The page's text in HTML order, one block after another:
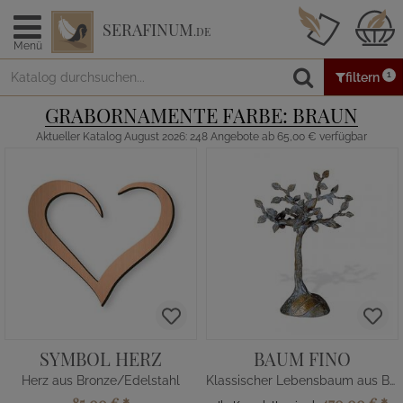
Menü
SERAFINUM.DE
filtern 1
GRABORNAMENTE FARBE: BRAUN
Aktueller Katalog August 2026: 248 Angebote ab 65,00 € verfügbar
SYMBOL HERZ
Herz aus Bronze/Edelstahl
BAUM FINO
Klassischer Lebensbaum aus Bronze